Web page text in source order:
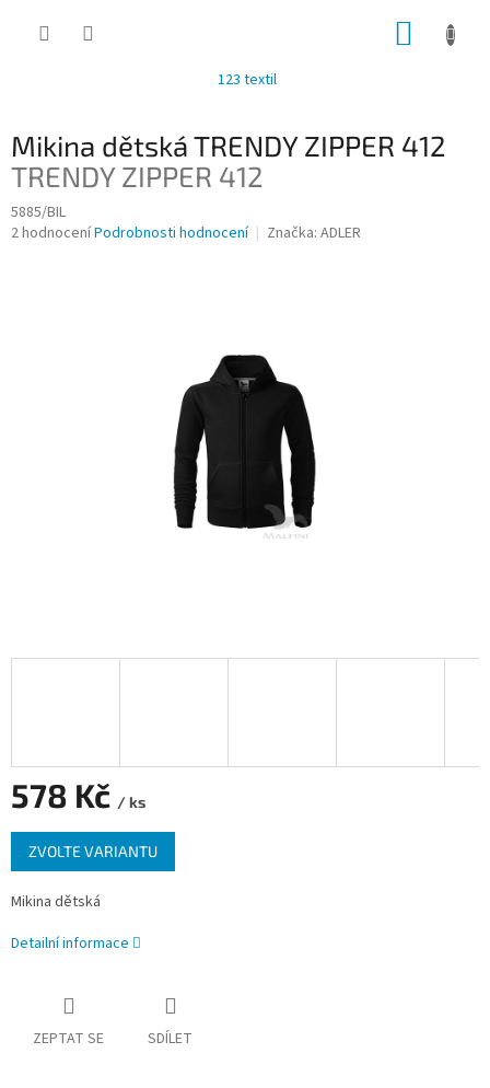
123 textil
Mikina dětská TRENDY ZIPPER 412
TRENDY ZIPPER 412
5885/BIL
Průměrné
2 hodnoceníPodrobnosti hodnocení Značka: ADLER
578 Kč / ks
Měrná
cena:
ZVOLTE VARIANTU
Mikina dětská
Detailní informace
ZEPTAT SE SDÍLET